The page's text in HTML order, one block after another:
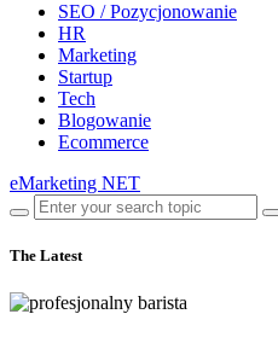
SEO / Pozycjonowanie
HR
Marketing
Startup
Tech
Blogowanie
Ecommerce
eMarketing NET
The Latest